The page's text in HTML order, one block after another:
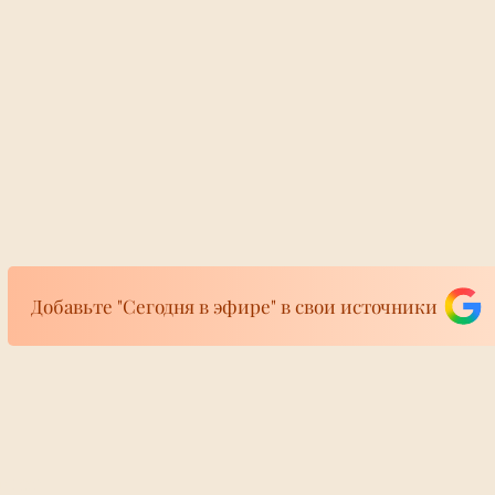
Добавьте "Сегодня в эфире" в свои источники